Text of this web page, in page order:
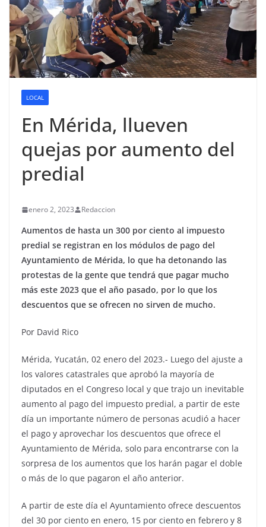
LOCAL
En Mérida, llueven
quejas por aumento del
predial
enero 2, 2023 Redaccion
Aumentos de hasta un 300 por ciento al impuesto
predial se registran en los módulos de pago del
Ayuntamiento de Mérida, lo que ha detonando las
protestas de la gente que tendrá que pagar mucho
más este 2023 que el año pasado, por lo que los
descuentos que se ofrecen no sirven de mucho.
Por David Rico
Mérida, Yucatán, 02 enero del 2023.- Luego del ajuste a
los valores catastrales que aprobó la mayoría de
diputados en el Congreso local y que trajo un inevitable
aumento al pago del impuesto predial, a partir de este
día un importante número de personas acudió a hacer
el pago y aprovechar los descuentos que ofrece el
Ayuntamiento de Mérida, solo para encontrarse con la
sorpresa de los aumentos que los harán pagar el doble
o más de lo que pagaron el año anterior.
A partir de este día el Ayuntamiento ofrece descuentos
del 30 por ciento en enero, 15 por ciento en febrero y 8